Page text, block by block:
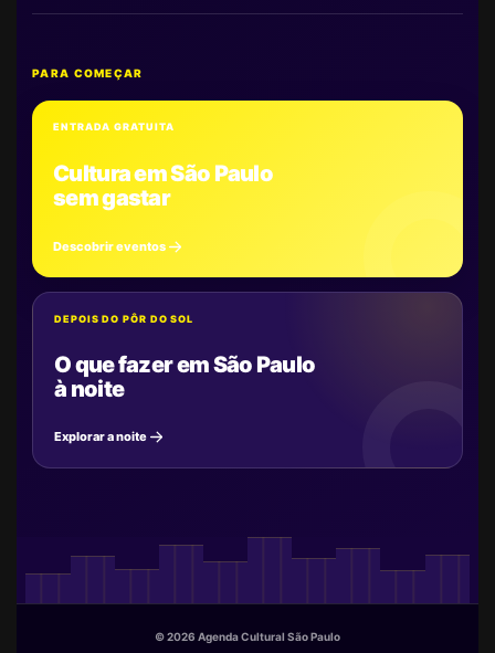
PARA COMEÇAR
ENTRADA GRATUITA
Cultura em São Paulo
sem gastar
Descobrir eventos
DEPOIS DO PÔR DO SOL
O que fazer em São Paulo
à noite
Explorar a noite
© 2026 Agenda Cultural São Paulo